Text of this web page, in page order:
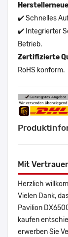
✔️ Schnelles
✔️ Integrierter
Betrieb.
Zertifizierte
RoHS konform.
Mit
Herzlich
Vielen Dank,
Pavilion
kaufen
erwerben Sie